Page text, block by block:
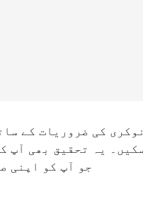
کی ضروریات کے
یہ تحقیق بھی آپ
جو آپ کو اپنی